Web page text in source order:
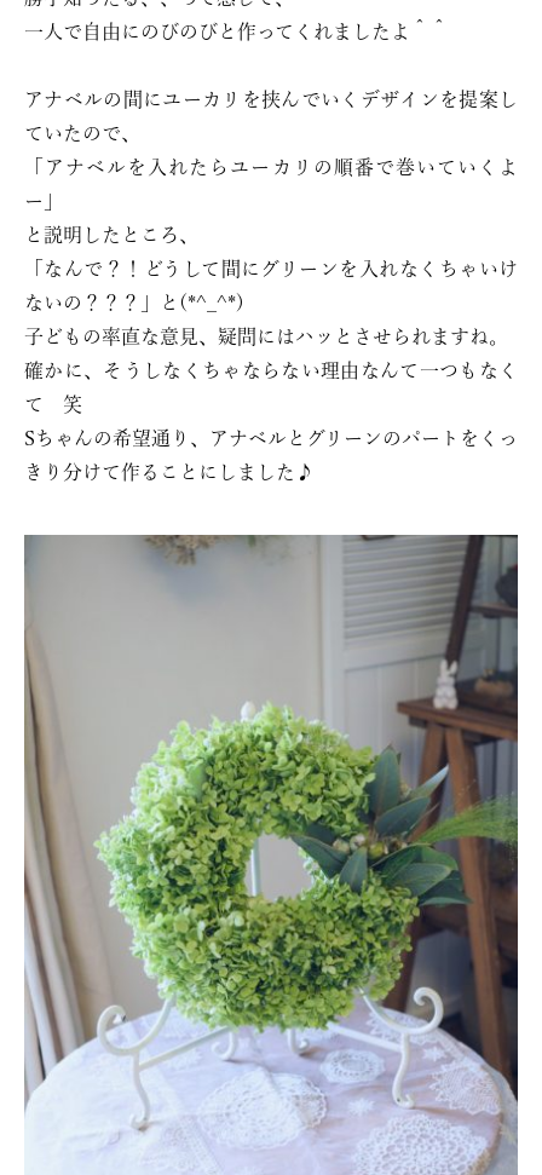
一人で自由にのびのびと作ってくれましたよ＾＾
アナベルの間にユーカリを挟んでいくデザインを提案し
ていたので、
「アナベルを入れたらユーカリの順番で巻いていくよ
ー」
と説明したところ、
「なんで？！どうして間にグリーンを入れなくちゃいけ
ないの？？？」と(*^_^*)
子どもの率直な意見、疑問にはハッとさせられますね。
確かに、そうしなくちゃならない理由なんて一つもなく
て 笑
Sちゃんの希望通り、アナベルとグリーンのパートをくっ
きり分けて作ることにしました♪